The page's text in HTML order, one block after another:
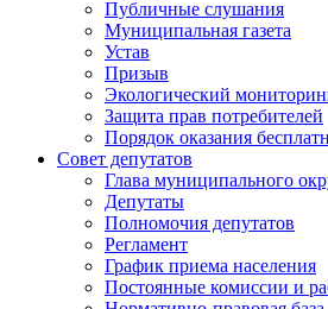
Публичные слушания
Муниципальная газета
Устав
Призыв
Экологический
Защита прав потребителей
Порядок оказания
Совет депутатов
Глава муниципального
Депутаты
Полномочия депутатов
Регламент
График приема населения
Постоянные комиссии и